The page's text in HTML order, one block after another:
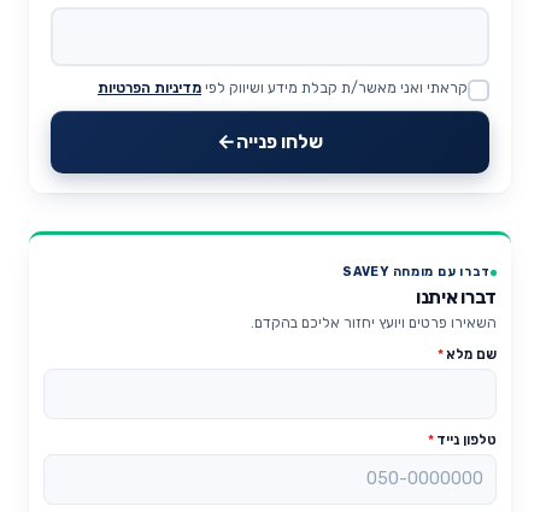
Website
קראתי ואני מאשר/ת קבלת מידע ושיווק לפי מדיניות הפרטיות
שלחו פנייה
דברו עם מומחה SAVEY
דברו איתנו
השאירו פרטים ויועץ יחזור אליכם בהקדם.
שם מלא*
טלפון נייד *